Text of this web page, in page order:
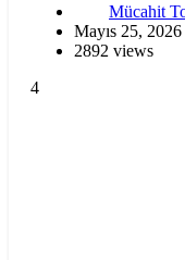
Mücahit
Mayıs 25, 2026
2892 views
4